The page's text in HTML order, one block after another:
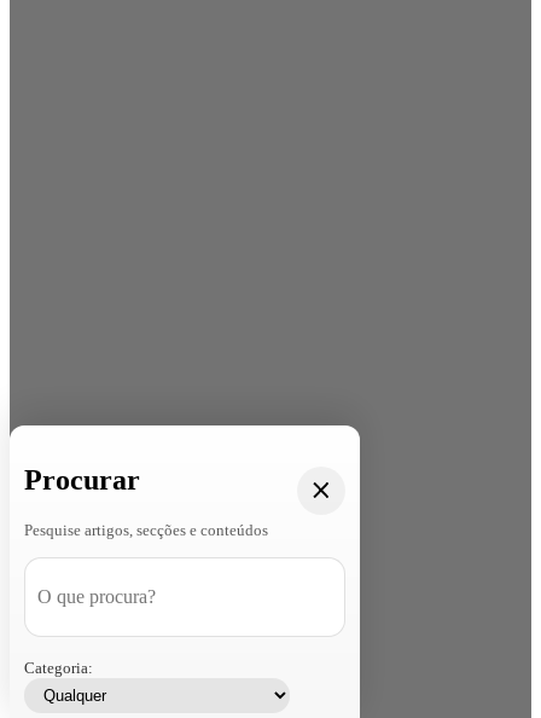
Procurar
Pesquise artigos, secções e conteúdos
Categoria: